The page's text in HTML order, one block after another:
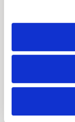
Maxi
Precio a